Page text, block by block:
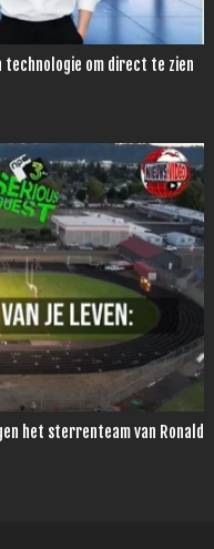
technologie om direct te zien
het sterrenteam van Ronald